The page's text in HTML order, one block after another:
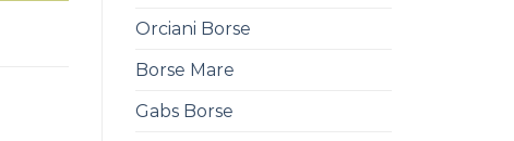
Orciani Borse
Borse Mare
Gabs Borse